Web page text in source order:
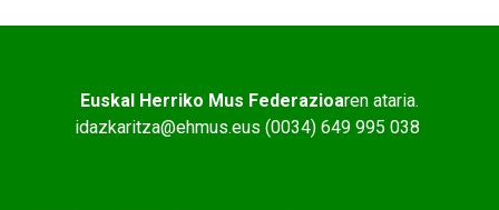
Euskal Herriko Mus Federazioaren ataria.
idazkaritza@ehmus.eus (0034) 649 995 038